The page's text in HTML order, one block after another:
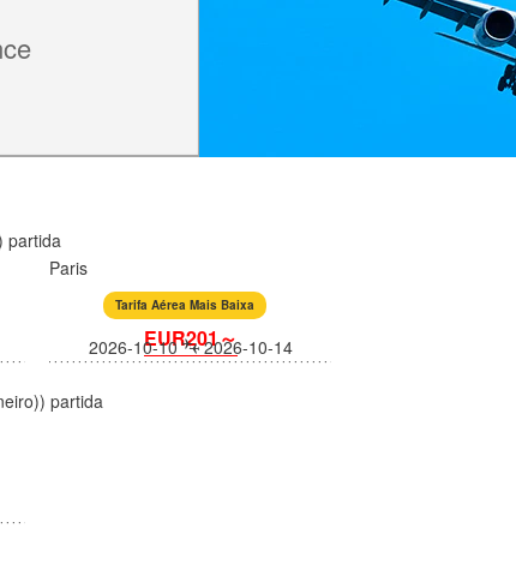
partida
Paris
Tarifa Aérea Mais Baixa
EUR201～
2026-10-10 2026-10-14
partida